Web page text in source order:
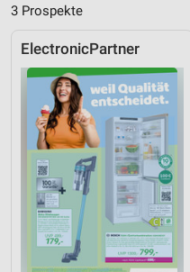
3 Prospekte
ElectronicPartner
Performance
Funktional
Werbung